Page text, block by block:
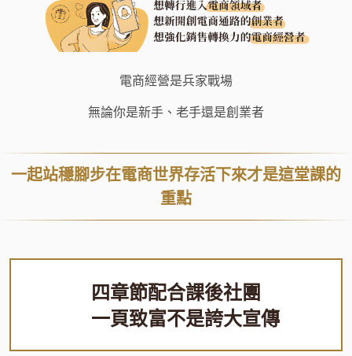
電商經營是兵家戰場
無論你是新手、老手還是創業者
一起站穩腳步在電商世界存活下來才是這堂課的
重點
四章節配合課後社團
一頁致富不是誇大宣傳